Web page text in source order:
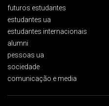
futuros estudantes
estudantes ua
estudantes internacionais
alumni
pessoas ua
sociedade
comunicação e media